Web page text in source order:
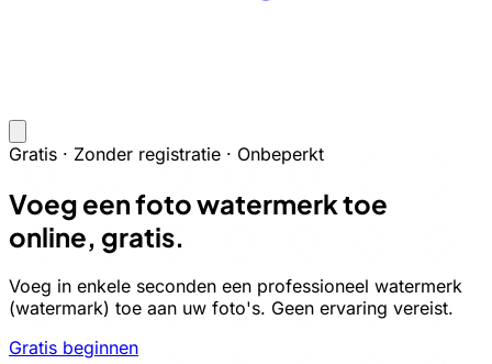
Gratis · Zonder registratie · Onbeperkt
Voeg een foto watermerk toe
online, gratis.
Voeg in enkele seconden een professioneel watermerk
(watermark) toe aan uw foto's. Geen ervaring vereist.
Gratis beginnen